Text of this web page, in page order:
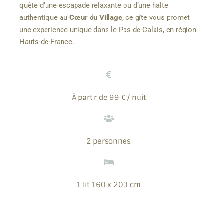
quête d’une escapade relaxante ou d’une halte
authentique au Cœur du Village, ce gîte vous promet
une expérience unique dans le Pas-de-Calais, en région
Hauts-de-France.
À partir de 99 € / nuit
2 personnes
1 lit 160 x 200 cm